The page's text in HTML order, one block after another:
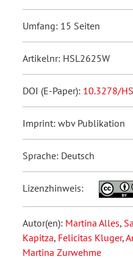
Umfang: 15 Seiten
Artikelnr: HSL2625W
DOI (E-Paper): 10.3278/
Imprint: wbv Publikation
Sprache: Deutsch
Lizenzhinweis:
Autor(en): Martina Alles,
Kapitza, Felicitas Kluger,
Martina Zurwehme